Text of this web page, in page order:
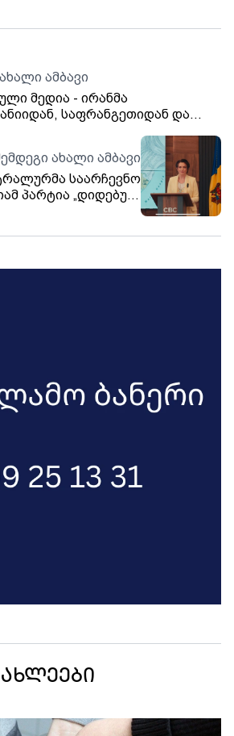
ამბავი
მედია - ირანმა
საფრანგეთიდან და
ახალი ამბავი
საარჩევნო
პარტია „დიდებულ